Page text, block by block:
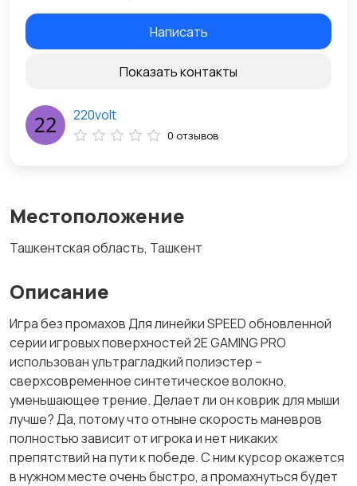
Местоположение
Ташкентская область, Ташкент
Описание
Игра без промахов Для линейки SPEED обновленной
серии игровых поверхностей 2E GAMING PRO
использован ультрагладкий полиэстер –
сверхсовременное синтетическое волокно,
уменьшающее трение. Делает ли он коврик для мыши
лучше? Да, потому что отныне скорость маневров
полностью зависит от игрока и нет никаких
препятствий на пути к победе. С ним курсор окажется
в нужном месте очень быстро, а промахнуться будет
Написать
Показать контакты
220volt
0 отзывов